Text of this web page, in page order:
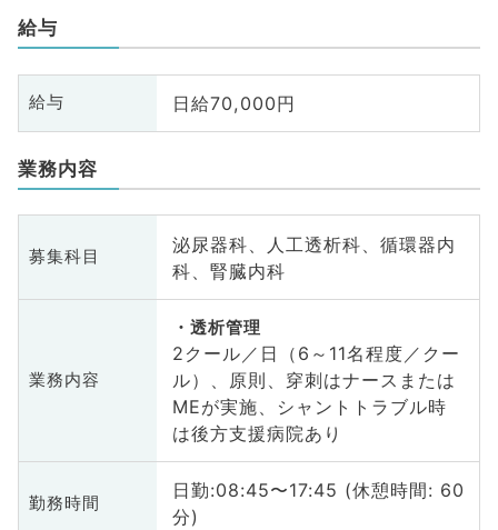
給与
給与 日給70,000円
業務内容
募集科目
泌尿器科、人工透析科、循環器内
科、腎臓内科
業務内容
透析管理
2クール／日（6～11名程度／クー
ル）、原則、穿刺はナースまたは
MEが実施、シャントトラブル時
は後方支援病院あり
勤務時間
日勤:08:45〜17:45 (休憩時間: 60
分)